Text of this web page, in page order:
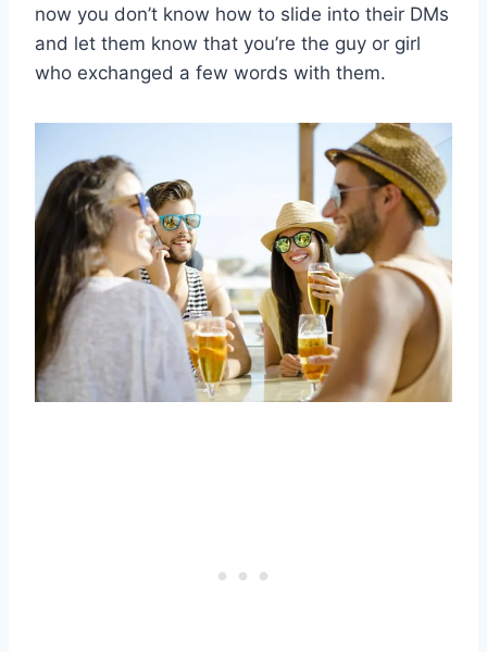
now you don’t know how to slide into their DMs
and let them know that you’re the guy or girl
who exchanged a few words with them.